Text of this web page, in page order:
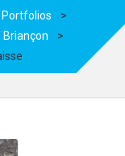
Portfolios
>
Briançon
>